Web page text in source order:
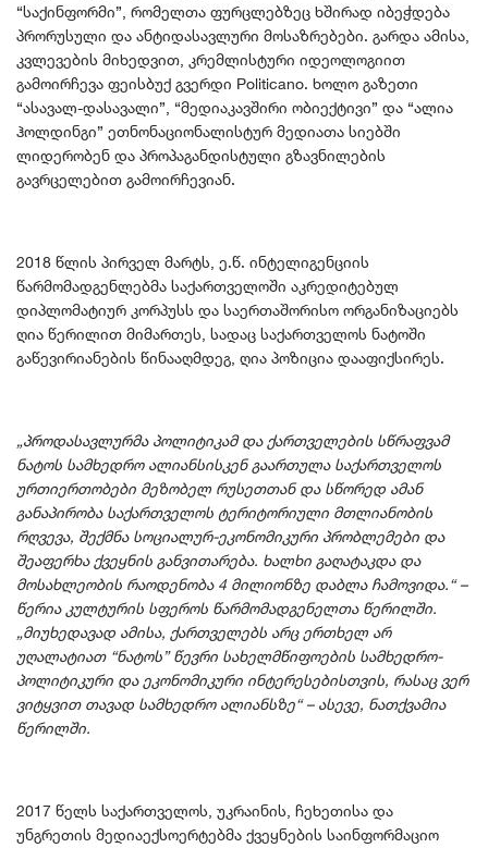
“საქინფორმი”, რომელთა ფურცლებზეც ხშირად იბეჭდება
პრორუსული და ანტიდასავლური მოსაზრებები. გარდა ამისა,
კვლევების მიხედვით, კრემლისტური იდეოლოგიით
გამოირჩევა ფეისბუქ გვერდი Politicano. ხოლო გაზეთი
“ასავალ-დასავალი”, “მედიაკავშირი ობიექტივი” და “ალია
ჰოლდინგი” ეთნონაციონალისტურ მედიათა სიებში
ლიდერობენ და პროპაგანდისტული გზავნილების
გავრცელებით გამოირჩევიან.
2018 წლის პირველ მარტს, ე.წ. ინტელიგენციის
წარმომადგენლებმა საქართველოში აკრედიტებულ
დიპლომატიურ კორპუსს და საერთაშორისო ორგანიზაციებს
ღია წერილით მიმართეს, სადაც საქართველოს ნატოში
გაწევირიანების წინააღმდეგ, ღია პოზიცია დააფიქსირეს.
„პროდასავლურმა პოლიტიკამ და ქართველების სწრაფვამ
ნატოს სამხედრო ალიანსისკენ გაართულა საქართველოს
ურთიერთობები მეზობელ რუსეთთან და სწორედ ამან
განაპირობა საქართველოს ტერიტორიული მთლიანობის
რღვევა, შექმნა სოციალურ-ეკონომიკური პრობლემები და
შეაფერხა ქვეყნის განვითარება. ხალხი გაღატაკდა და
მოსახლეობის რაოდენობა 4 მილიონზე დაბლა ჩამოვიდა.“ –
წერია კულტურის სფეროს წარმომადგენელთა წერილში.
„მიუხედავად ამისა, ქართველებს არც ერთხელ არ
უღალატიათ “ნატოს” წევრი სახელმწიფოების სამხედრო-
პოლიტიკური და ეკონომიკური ინტერესებისთვის, რასაც ვერ
ვიტყვით თავად სამხედრო ალიანსზე“ – ასევე, ნათქვამია
წერილში.
2017 წელს საქართველოს, უკრაინის, ჩეხეთისა და
უნგრეთის მედიაექსოერტებმა ქვეყნების საინფორმაციო